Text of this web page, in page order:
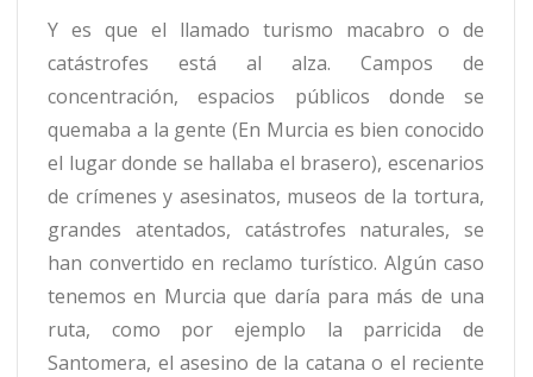
Y es que el llamado turismo macabro o de
catástrofes está al alza. Campos de
concentración, espacios públicos donde se
quemaba a la gente (En Murcia es bien conocido
el lugar donde se hallaba el brasero), escenarios
de crímenes y asesinatos, museos de la tortura,
grandes atentados, catástrofes naturales, se
han convertido en reclamo turístico. Algún caso
tenemos en Murcia que daría para más de una
ruta, como por ejemplo la parricida de
Santomera, el asesino de la catana o el reciente